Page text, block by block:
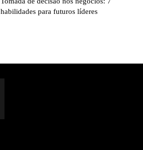
habilidades para futuros líderes